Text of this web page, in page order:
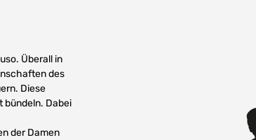
Überall in
des
Diese
bündeln. Dabei
der Damen